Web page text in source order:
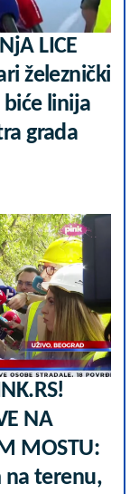
LICE
železnički
linija
grada
NA
MOSTU:
na terenu,